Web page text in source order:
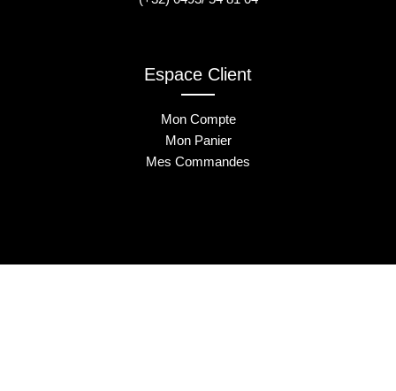
Espace Client
Mon Compte
Mon Panier
Mes Commandes